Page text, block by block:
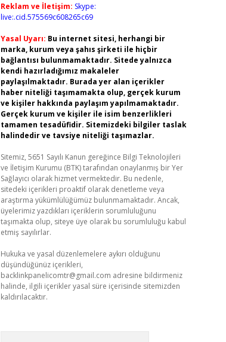
Reklam ve İletişim: Skype:
live:.cid.575569c608265c69
Yasal Uyarı: Bu internet sitesi, herhangi bir
marka, kurum veya şahıs şirketi ile hiçbir
bağlantısı bulunmamaktadır. Sitede yalnızca
kendi hazırladığımız makaleler
paylaşılmaktadır. Burada yer alan içerikler
haber niteliği taşımamakta olup, gerçek kurum
ve kişiler hakkında paylaşım yapılmamaktadır.
Gerçek kurum ve kişiler ile isim benzerlikleri
tamamen tesadüfidir. Sitemizdeki bilgiler taslak
halindedir ve tavsiye niteliği taşımazlar.
Sitemiz, 5651 Sayılı Kanun gereğince Bilgi Teknolojileri
ve İletişim Kurumu (BTK) tarafından onaylanmış bir Yer
Sağlayıcı olarak hizmet vermektedir. Bu nedenle,
sitedeki içerikleri proaktif olarak denetleme veya
araştırma yükümlülüğümüz bulunmamaktadır. Ancak,
üyelerimiz yazdıkları içeriklerin sorumluluğunu
taşımakta olup, siteye üye olarak bu sorumluluğu kabul
etmiş sayılırlar.
Hukuka ve yasal düzenlemelere aykırı olduğunu
düşündüğünüz içerikleri,
backlinkpanelicomtr@gmail.com adresine bildirmeniz
halinde, ilgili içerikler yasal süre içerisinde sitemizden
kaldırılacaktır.